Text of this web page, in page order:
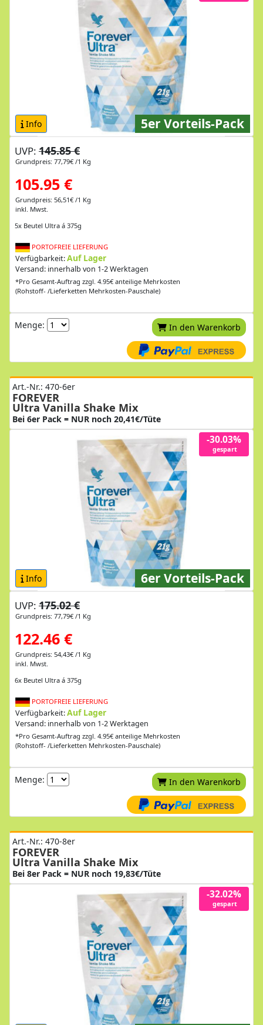
Info 5er Vorteils-Pack
UVP: 145.85 €
Grundpreis: 77,79€ /1 Kg
105.95 €
Grundpreis: 56,51€ /1 Kg
inkl. Mwst.
5x Beutel Ultra á 375g
PORTOFREIE LIEFERUNG
Verfügbarkeit:Auf Lager
Versand: innerhalb von 1-2 Werktagen
*Pro Gesamt-Auftrag zzgl. 4.95€ anteilige Mehrkosten
(Rohstoff- /Lieferketten Mehrkosten-Pauschale)
Menge: In den Warenkorb
Art.-Nr.: 470-6er
FOREVER
Ultra Vanilla Shake Mix
Bei 6er Pack = NUR noch 20,41€/Tüte
-30.03%
gespart
Info 6er Vorteils-Pack
UVP: 175.02 €
Grundpreis: 77,79€ /1 Kg
122.46 €
Grundpreis: 54,43€ /1 Kg
inkl. Mwst.
6x Beutel Ultra á 375g
PORTOFREIE LIEFERUNG
Verfügbarkeit:Auf Lager
Versand: innerhalb von 1-2 Werktagen
*Pro Gesamt-Auftrag zzgl. 4.95€ anteilige Mehrkosten
(Rohstoff- /Lieferketten Mehrkosten-Pauschale)
Menge: In den Warenkorb
Art.-Nr.: 470-8er
FOREVER
Ultra Vanilla Shake Mix
Bei 8er Pack = NUR noch 19,83€/Tüte
-32.02%
gespart